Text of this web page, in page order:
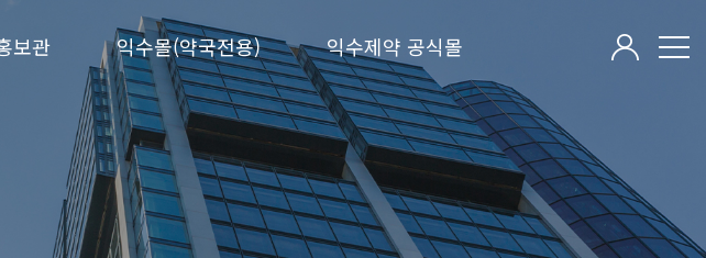
보관 익수몰(약국전용) 익수제약 공식몰